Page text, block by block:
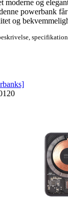
og
powerbank
og